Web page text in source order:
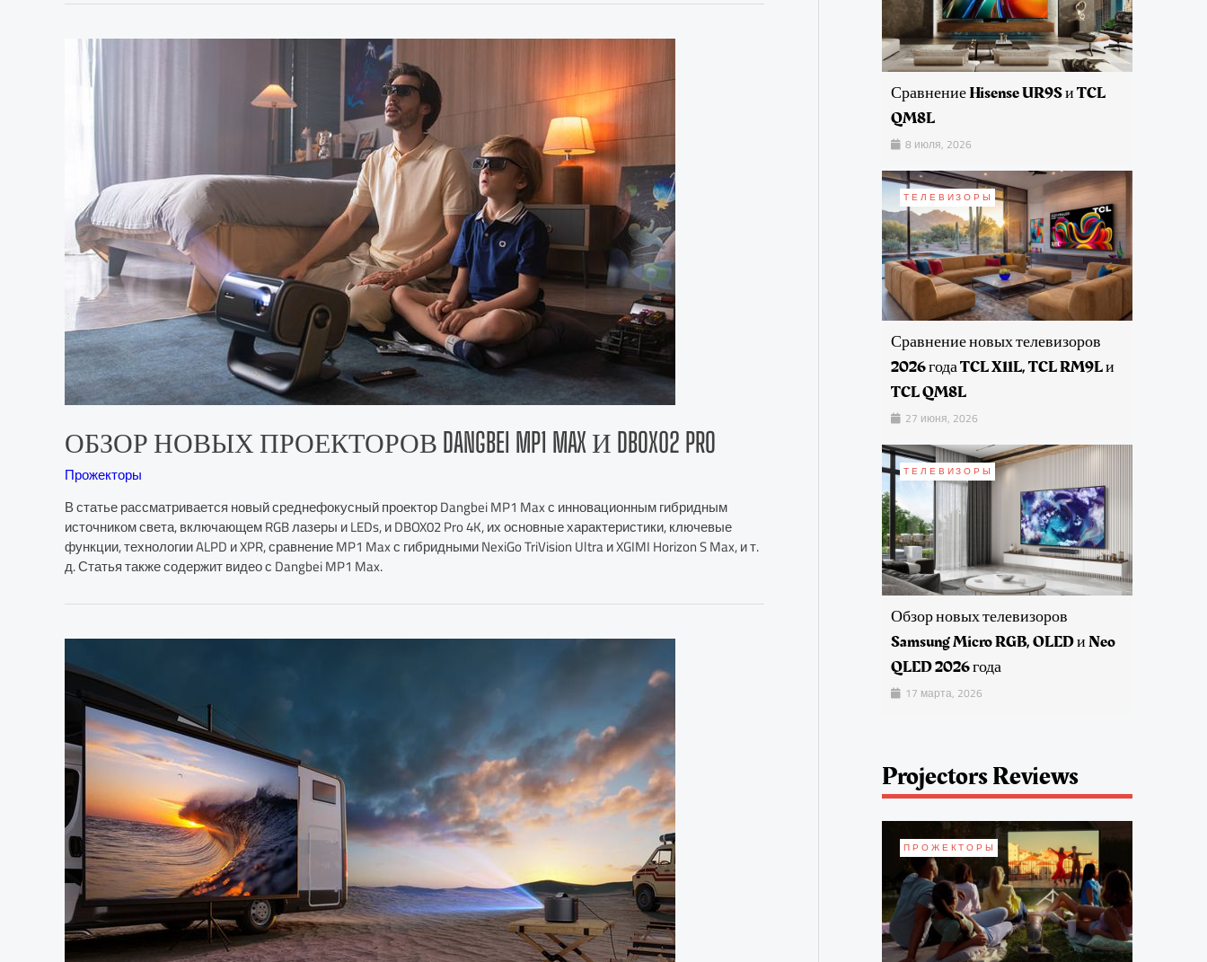
ОБЗОР НОВЫХ ПРОЕКТОРОВ DANGBEI MP1 MAX И DBOX02 PRO
Прожекторы
В статье рассматривается новый среднефокусный проектор Dangbei MP1 Max с инновационным гибридным
источником света, включающем RGB лазеры и LEDs, и DBOX02 Pro 4K, их основные характеристики, ключевые
функции, технологии ALPD и XPR, сравнение MP1 Max с гибридными NexiGo TriVision Ultra и XGIMI Horizon S Max, и т.
д. Статья также содержит видео с Dangbei MP1 Max.
Сравнение Hisense UR9S и TCL
QM8L
8 июля, 2026
ТЕЛЕВИЗОРЫ
Сравнение новых телевизоров
2026 года TCL X11L, TCL RM9L и
TCL QM8L
27 июня, 2026
ТЕЛЕВИЗОРЫ
Обзор новых телевизоров
Samsung Micro RGB, OLED и Neo
QLED 2026 года
17 марта, 2026
Projectors Reviews
ПРОЖЕКТОРЫ